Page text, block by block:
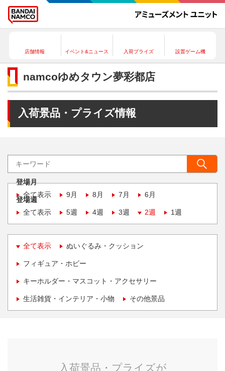
店舗情報 イベント&ニュース 入荷プライズ 設置ゲーム機
namcoゆめタウン夢彩都店
入荷景品・プライズ情報
登場月
全て表示
9月 8月 7月 6月
登場週
全て表示
5週 4週 3週 2週 1週
全て表示 ぬいぐるみ・クッション
フィギュア・ホビー
キーホルダー・マスコット・アクセサリー
生活雑貨・インテリア・小物 その他景品